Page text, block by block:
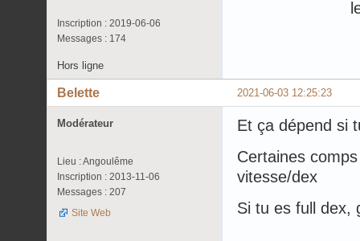
Inscription : 2019-06-06
Messages : 174
Hors ligne
2021-06-03 12:25:23
Belette
Modérateur
Lieu : Angoulême
Inscription : 2013-11-06
Messages : 207
Site Web
Et ça dépend si
Certaines
vitesse/dex
Si tu es full dex,